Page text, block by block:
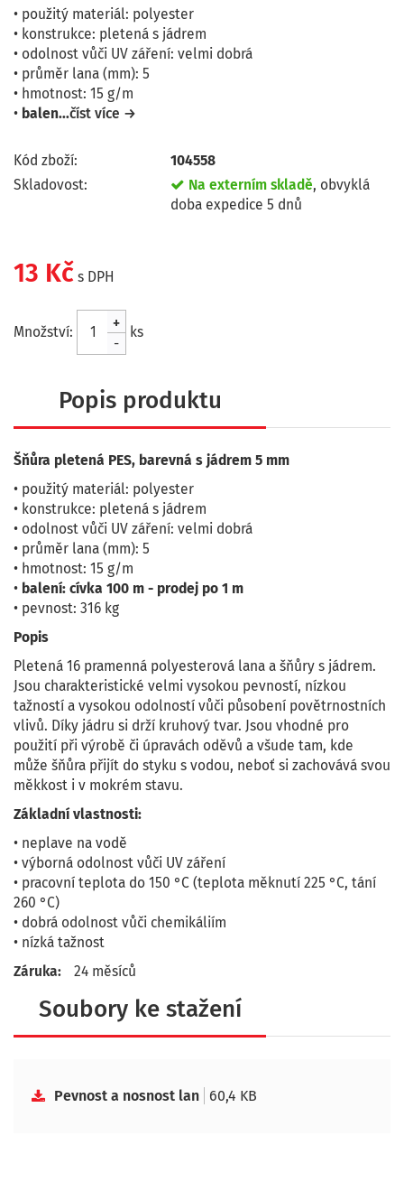
• použitý materiál: polyester
• konstrukce: pletená s jádrem
• odolnost vůči UV záření: velmi dobrá
• průměr lana (mm): 5
• hmotnost: 15 g/m
• balen...číst více →
Kód zboží:
104558
Skladovost:
Na externím skladě, obvyklá
doba expedice 5 dnů
13 Kč s DPH
Množství:
-
+
ks
Popis produktu
Šňůra pletená PES, barevná s jádrem 5 mm
• použitý materiál: polyester
• konstrukce: pletená s jádrem
• odolnost vůči UV záření: velmi dobrá
• průměr lana (mm): 5
• hmotnost: 15 g/m
• balení: cívka 100 m - prodej po 1 m
• pevnost: 316 kg
Popis
Pletená 16 pramenná polyesterová lana a šňůry s jádrem.
Jsou charakteristické velmi vysokou pevností, nízkou
tažností a vysokou odolností vůči působení povětrnostních
vlivů. Díky jádru si drží kruhový tvar. Jsou vhodné pro
použití při výrobě či úpravách oděvů a všude tam, kde
může šňůra přijít do styku s vodou, neboť si zachovává svou
měkkost i v mokrém stavu.
Základní vlastnosti:
• neplave na vodě
• výborná odolnost vůči UV záření
• pracovní teplota do 150 °C (teplota měknutí 225 °C, tání
260 °C)
• dobrá odolnost vůči chemikáliím
• nízká tažnost
Záruka:
24 měsíců
Soubory ke stažení
Pevnost a nosnost lan 60,4 KB